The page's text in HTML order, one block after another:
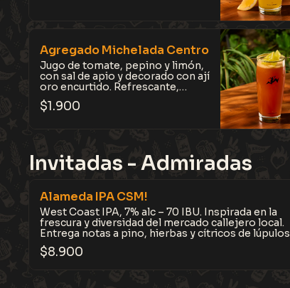
Agregado Michelada Centro
Jugo de tomate, pepino y limón,
con sal de apio y decorado con ají
oro encurtido. Refrescante,
intensa y llena de carácter. Pídelo
con una Kross Pils.
$1.900
Invitadas - Admiradas
Alameda IPA CSM!
West Coast IPA, 7% alc – 70 IBU. Inspirada en la
frescura y diversidad del mercado callejero local.
Entrega notas a pino, hierbas y cítricos de lúpulos
Citra, Simcoe y Mosaic (CSM). Intensa, expresiva y
difícil de olvidar.
$8.900